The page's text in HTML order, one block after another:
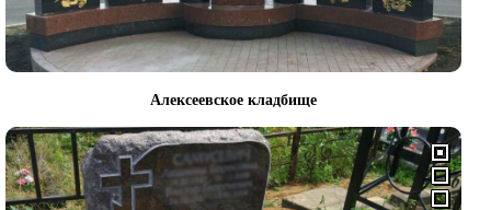
Алексеевское кладбище